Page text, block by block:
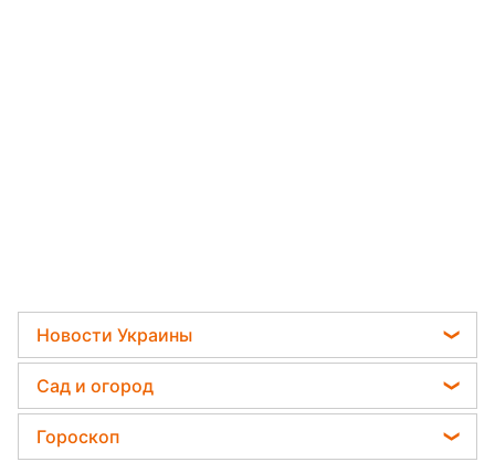
Новости Украины
Пенсии в Украине
Мобилизация
Политика
Сад и огород
Садовод назвал самое эффективное средство
против сорняков
Гороскоп